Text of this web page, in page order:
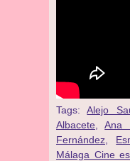
Tags:Alejo
Albacete ,Ana
Fernández
Málaga Cine